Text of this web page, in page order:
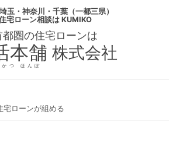
通る方法
借金があって住宅ローンに通
宅ローンに通る方法
借金があって住宅ロ
金があって住宅ローン審査に通る方法
借金があって審査に通る方法
あって通る方法 停止条件
渡 入札
取消権 合意解除
固定金利 土地
玉・神奈川・千葉（一都三県）
宅ローン相談は KUMIKO
都圏の住宅ローンは
本舗
かつ ほんぽ
株式会社
宅ローンが組める